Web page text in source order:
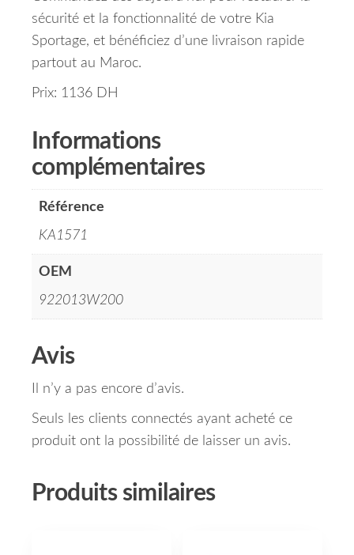
sécurité et la fonctionnalité de votre Kia
Sportage, et bénéficiez d’une livraison rapide
partout au Maroc.
Prix: 1136 DH
Informations
complémentaires
Référence
KA1571
OEM
922013W200
Avis
Il n’y a pas encore d’avis.
Seuls les clients connectés ayant acheté ce
produit ont la possibilité de laisser un avis.
Produits similaires